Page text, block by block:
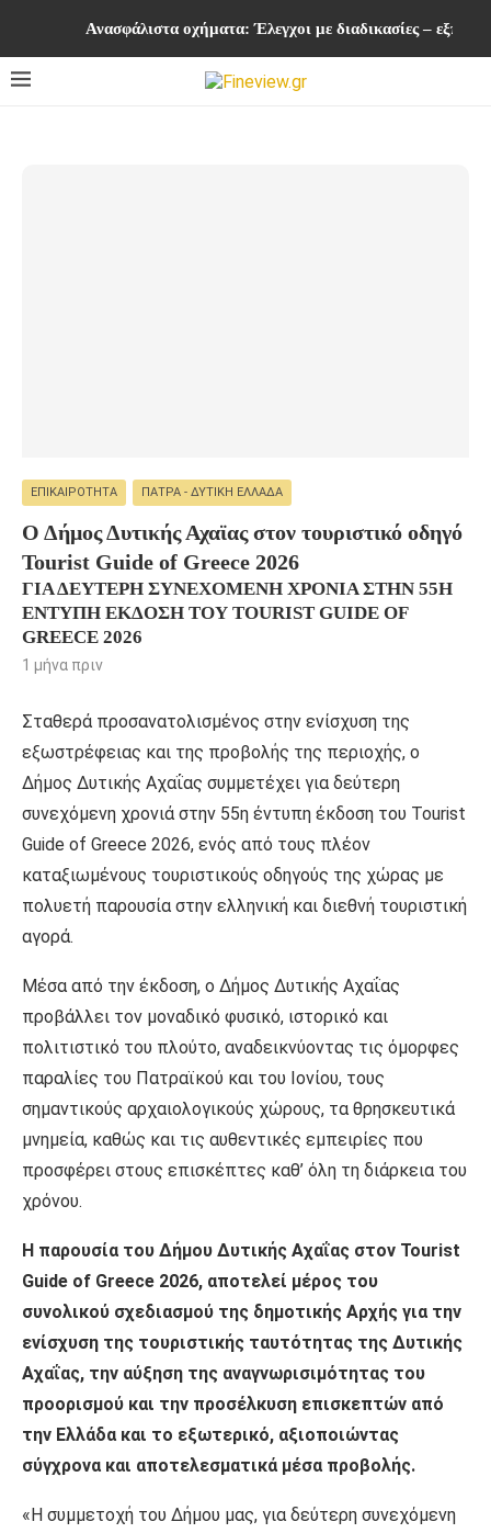
Ανασφάλιστα οχήματα: Έλεγχοι με διαδικασίες –
ΕΠΙΚΑΙΡΌΤΗΤΑ ΠΆΤΡΑ - ΔΥΤΙΚΉ ΕΛΛΆΔΑ
Ο Δήμος Δυτικής Αχαϊας στον τουριστικό οδηγό
Tourist Guide of Greece 2026
ΓΙΑ ΔΕΎΤΕΡΗ ΣΥΝΕΧΌΜΕΝΗ ΧΡΟΝΙΆ ΣΤΗΝ 55Η
ΈΝΤΥΠΗ ΈΚΔΟΣΗ ΤΟΥ TOURIST GUIDE OF
GREECE 2026
1 μήνα πριν
Σταθερά προσανατολισμένος στην ενίσχυση της
εξωστρέφειας και της προβολής της περιοχής, ο
Δήμος Δυτικής Αχαΐας συμμετέχει για δεύτερη
συνεχόμενη χρονιά στην 55η έντυπη έκδοση του Tourist
Guide of Greece 2026, ενός από τους πλέον
καταξιωμένους τουριστικούς οδηγούς της χώρας με
πολυετή παρουσία στην ελληνική και διεθνή τουριστική
αγορά.
Μέσα από την έκδοση, ο Δήμος Δυτικής Αχαΐας
προβάλλει τον μοναδικό φυσικό, ιστορικό και
πολιτιστικό του πλούτο, αναδεικνύοντας τις όμορφες
παραλίες του Πατραϊκού και του Ιονίου, τους
σημαντικούς αρχαιολογικούς χώρους, τα θρησκευτικά
μνημεία, καθώς και τις αυθεντικές εμπειρίες που
προσφέρει στους επισκέπτες καθ’ όλη τη διάρκεια του
χρόνου.
Η παρουσία του Δήμου Δυτικής Αχαΐας στον Tourist
Guide of Greece 2026, αποτελεί μέρος του
συνολικού σχεδιασμού της δημοτικής Αρχής για την
ενίσχυση της τουριστικής ταυτότητας της Δυτικής
Αχαΐας, την αύξηση της αναγνωρισιμότητας του
προορισμού και την προσέλκυση επισκεπτών από
την Ελλάδα και το εξωτερικό, αξιοποιώντας
σύγχρονα και αποτελεσματικά μέσα προβολής.
«Η συμμετοχή του Δήμου μας, για δεύτερη συνεχόμενη